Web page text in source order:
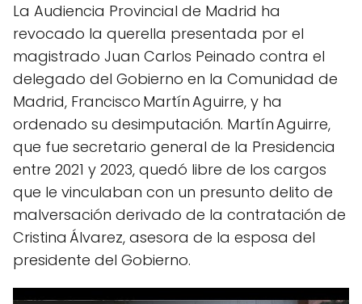
La Audiencia Provincial de Madrid ha
revocado la querella presentada por el
magistrado Juan Carlos Peinado contra el
delegado del Gobierno en la Comunidad de
Madrid, Francisco Martín Aguirre, y ha
ordenado su desimputación. Martín Aguirre,
que fue secretario general de la Presidencia
entre 2021 y 2023, quedó libre de los cargos
que le vinculaban con un presunto delito de
malversación derivado de la contratación de
Cristina Álvarez, asesora de la esposa del
presidente del Gobierno.